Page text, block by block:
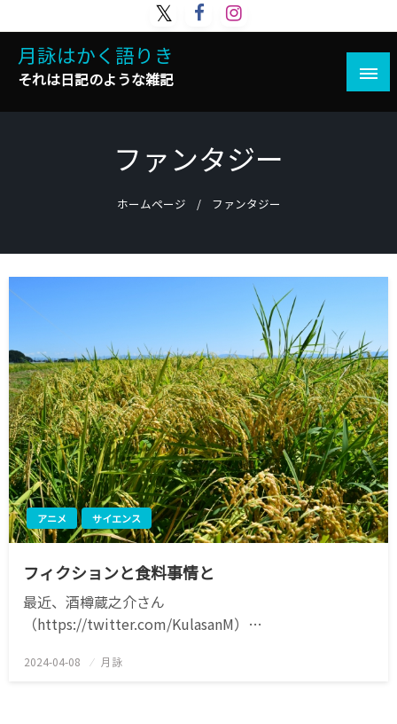
ン
へ
月詠はかく語りき
それは日記のような雑記
ファンタジー
ホームページ ファンタジー
アニメ サイエンス
フィクションと食料事情と
最近、酒樽蔵之介さん
（https://twitter.com/KulasanM）…
投
2024-04-08 月詠